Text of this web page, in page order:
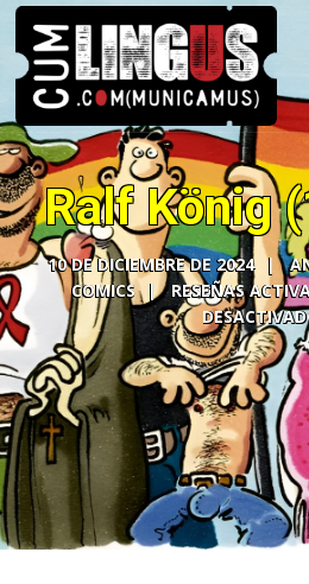
Ralf König
10 DE DICIEMBRE DE 2024
COMICS